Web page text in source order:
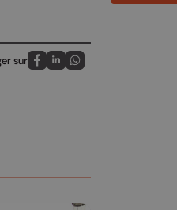
sur
Partagez sur FaceBook
Partagez sur LinkedIn
Partagez sur Whatsapp